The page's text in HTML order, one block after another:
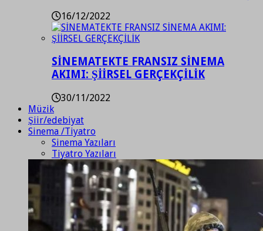
16/12/2022
SİNEMATEKTE FRANSIZ SİNEMA
AKIMI: ŞİİRSEL GERÇEKÇİLİK
30/11/2022
Müzik
Şiir/edebiyat
Sinema /Tiyatro
Sinema Yazıları
Tiyatro Yazıları